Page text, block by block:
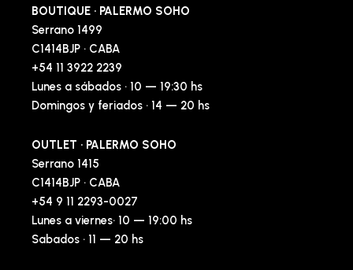
BOUTIQUE · PALERMO SOHO
Serrano 1499
C1414BJP · CABA
+54 11 3922 2239
Lunes a sábados · 10 — 19:30 hs
Domingos y feriados · 14 — 20 hs
OUTLET · PALERMO SOHO
Serrano 1415
C1414BJP · CABA
+54 9 11 2293-0027
Lunes a viernes· 10 — 19:00 hs
Sabados · 11 — 20 hs